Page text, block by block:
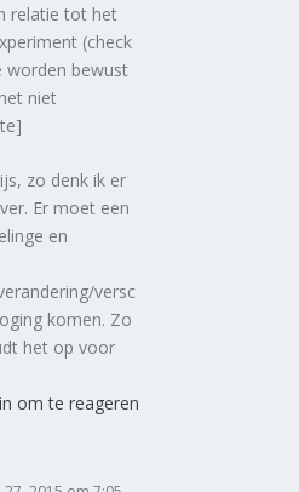
relatie tot het
(check
worden bewust
niet
zo denk ik er
Er moet een
en
versc
komen. Zo
het op voor
om te reageren